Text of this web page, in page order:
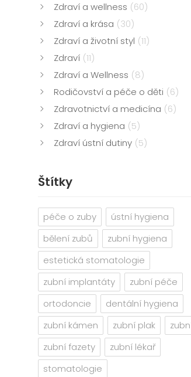
Zdraví a wellness (60)
Zdraví a krása (30)
Zdraví a životní styl (11)
Zdraví (11)
Zdraví a Wellness (8)
Rodičovství a péče o děti (6)
Zdravotnictví a medicína (6)
Zdraví a hygiena (5)
Zdraví ústní dutiny (5)
Štítky
péče o zuby
ústní hygiena
bělení zubů
zubní hygiena
estetická stomatologie
zubní implantáty
zubní péče
ortodoncie
dentální hygiena
zubní kámen
zubní plak
zubní fazety
zubní lékař
stomatologie